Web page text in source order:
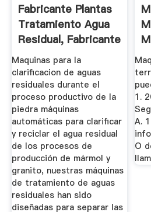
Fabricante Plantas
Tratamiento Agua
Residual, Fabricante
...
Maquinas para la
clarificacion de aguas
residuales durante el
proceso productivo de la
piedra máquinas
automáticas para clarificar
y reciclar el agua residual
de los procesos de
producción de mármol y
granito, nuestras máquinas
de tratamiento de aguas
residuales han sido
diseñadas para separar las
1.
A.
O